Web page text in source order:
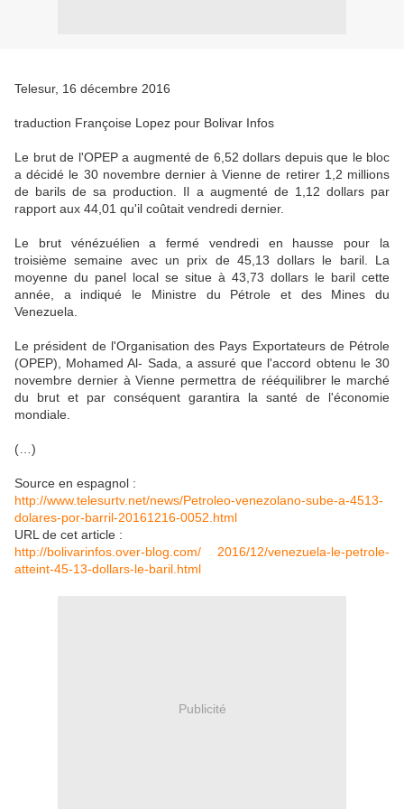
Telesur, 16 décembre 2016
traduction Françoise Lopez pour Bolivar Infos
Le brut de l'OPEP a augmenté de 6,52 dollars depuis que le bloc
a décidé le 30 novembre dernier à Vienne de retirer 1,2 millions
de barils de sa production. Il a augmenté de 1,12 dollars par
rapport aux 44,01 qu'il coûtait vendredi dernier.
Le brut vénézuélien a fermé vendredi en hausse pour la
troisième semaine avec un prix de 45,13 dollars le baril. La
moyenne du panel local se situe à 43,73 dollars le baril cette
année, a indiqué le Ministre du Pétrole et des Mines du
Venezuela.
Le président de l'Organisation des Pays Exportateurs de Pétrole
(OPEP), Mohamed Al- Sada, a assuré que l'accord obtenu le 30
novembre dernier à Vienne permettra de rééquilibrer le marché
du brut et par conséquent garantira la santé de l'économie
mondiale.
(…)
Source en espagnol :
http://www.telesurtv.net/news/Petroleo-venezolano-sube-a-4513-
dolares-por-barril-20161216-0052.html
URL de cet article :
http://bolivarinfos.over-blog.com/ 2016/12/venezuela-le-petrole-
atteint-45-13-dollars-le-baril.html
Publicité